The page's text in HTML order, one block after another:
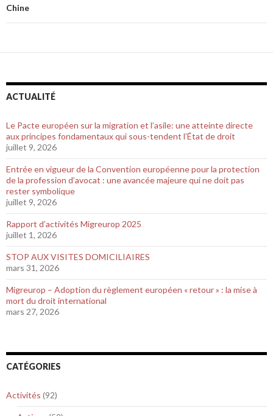
Chine
ACTUALITÉ
Le Pacte européen sur la migration et l’asile: une atteinte directe
aux principes fondamentaux qui sous-tendent l’État de droit
juillet 9, 2026
Entrée en vigueur de la Convention européenne pour la protection
de la profession d’avocat : une avancée majeure qui ne doit pas
rester symbolique
juillet 9, 2026
Rapport d’activités Migreurop 2025
juillet 1, 2026
STOP AUX VISITES DOMICILIAIRES
mars 31, 2026
Migreurop – Adoption du règlement européen « retour » : la mise à
mort du droit international
mars 27, 2026
CATÉGORIES
Activités (92)